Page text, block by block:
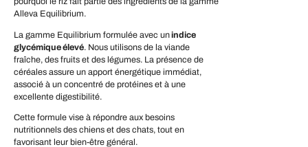
Alleva Equilibrium.
La gamme Equilibrium formulée avec unindice
glycémique élevé. Nous utilisons de la viande
fraîche, des fruits et des légumes. La présence de
céréales assure un apport énergétique immédiat,
associé à un concentré de protéines et à une
excellente digestibilité.
Cette formule vise à répondre aux besoins
nutritionnels des chiens et des chats, tout en
favorisant leur bien-être général.